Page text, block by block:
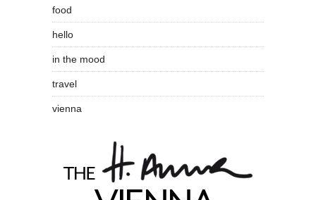
food
hello
in the mood
travel
vienna